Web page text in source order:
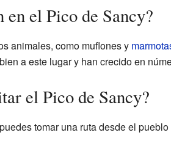
el Pico de Sancy?
animales, como muflones y
a este lugar y han crecido en
el Pico de Sancy?
tomar una ruta desde el